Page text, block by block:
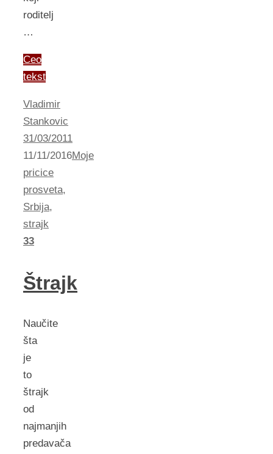
roditelj
…
Ceo
tekst
Vladimir
Stankovic
31/03/2011
11/11/2016Moje
pricice
prosveta,
Srbija,
strajk
33
Štrajk
Naučite
šta
je
to
štrajk
od
najmanjih
predavača